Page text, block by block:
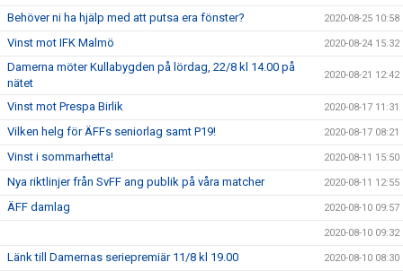
Behöver ni ha hjälp med att putsa era fönster? 2020-08-25 10:58
Vinst mot IFK Malmö 2020-08-24 15:32
Damerna möter Kullabygden på lördag, 22/8 kl 14.00 på
nätet
2020-08-21 12:42
Vinst mot Prespa Birlik 2020-08-17 11:31
Vilken helg för ÄFFs seniorlag samt P19! 2020-08-17 08:21
Vinst i sommarhetta! 2020-08-11 15:50
Nya riktlinjer från SvFF ang publik på våra matcher 2020-08-11 12:55
ÄFF damlag 2020-08-10 09:57
2020-08-10 09:32
Länk till Damernas seriepremiär 11/8 kl 19.00 2020-08-10 08:30